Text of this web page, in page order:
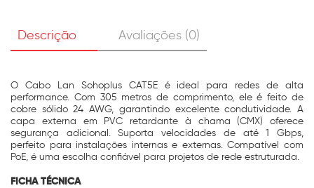
Descrição Avaliações (0)
O Cabo Lan Sohoplus CAT5E é ideal para redes de alta
performance. Com 305 metros de comprimento, ele é feito de
cobre sólido 24 AWG, garantindo excelente condutividade. A
capa externa em PVC retardante à chama (CMX) oferece
segurança adicional. Suporta velocidades de até 1 Gbps,
perfeito para instalações internas e externas. Compatível com
PoE, é uma escolha confiável para projetos de rede estruturada.
FICHA TÉCNICA